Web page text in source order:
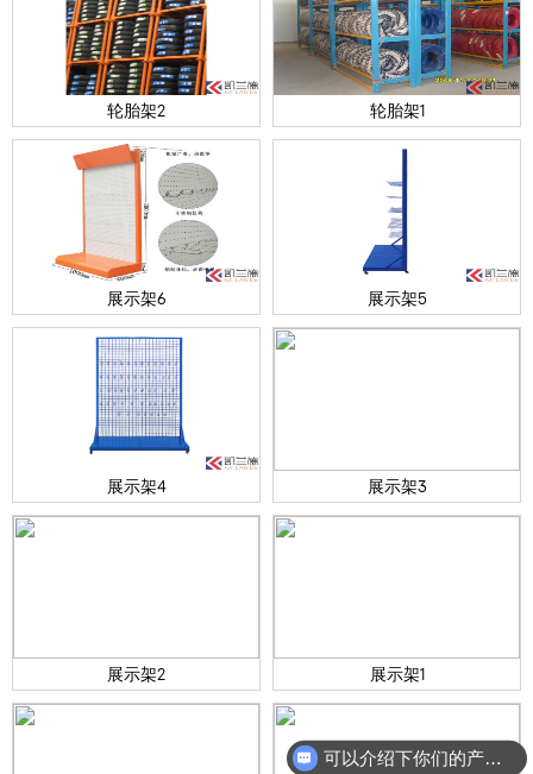
轮胎架2 轮胎架1
展示架6 展示架5
展示架4 展示架3
展示架2 展示架1
可以介绍下你们的产品么？